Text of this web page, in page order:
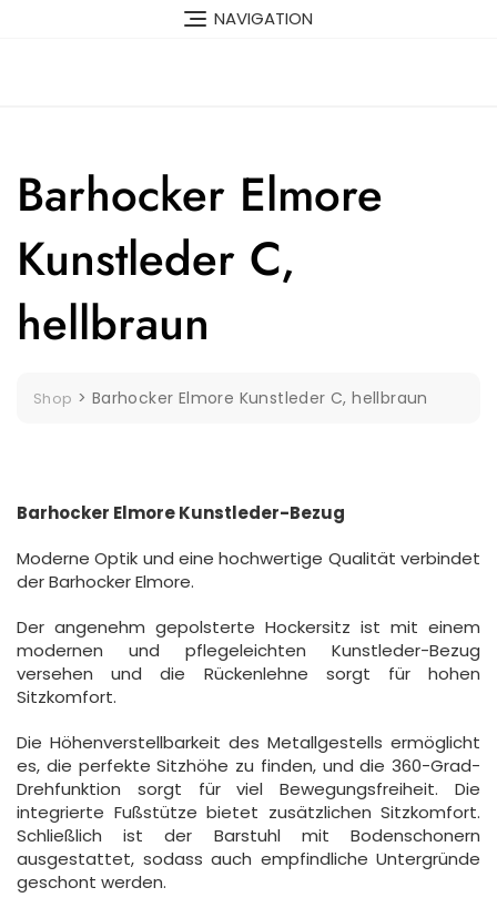
NAVIGATION
Barhocker Elmore
Kunstleder C,
hellbraun
Shop > Barhocker Elmore Kunstleder C, hellbraun
Barhocker Elmore Kunstleder-Bezug
Moderne Optik und eine hochwertige Qualität verbindet
der Barhocker Elmore.
Der angenehm gepolsterte Hockersitz ist mit einem
modernen und pflegeleichten Kunstleder-Bezug
versehen und die Rückenlehne sorgt für hohen
Sitzkomfort.
Die Höhenverstellbarkeit des Metallgestells ermöglicht
es, die perfekte Sitzhöhe zu finden, und die 360-Grad-
Drehfunktion sorgt für viel Bewegungsfreiheit. Die
integrierte Fußstütze bietet zusätzlichen Sitzkomfort.
Schließlich ist der Barstuhl mit Bodenschonern
ausgestattet, sodass auch empfindliche Untergründe
geschont werden.